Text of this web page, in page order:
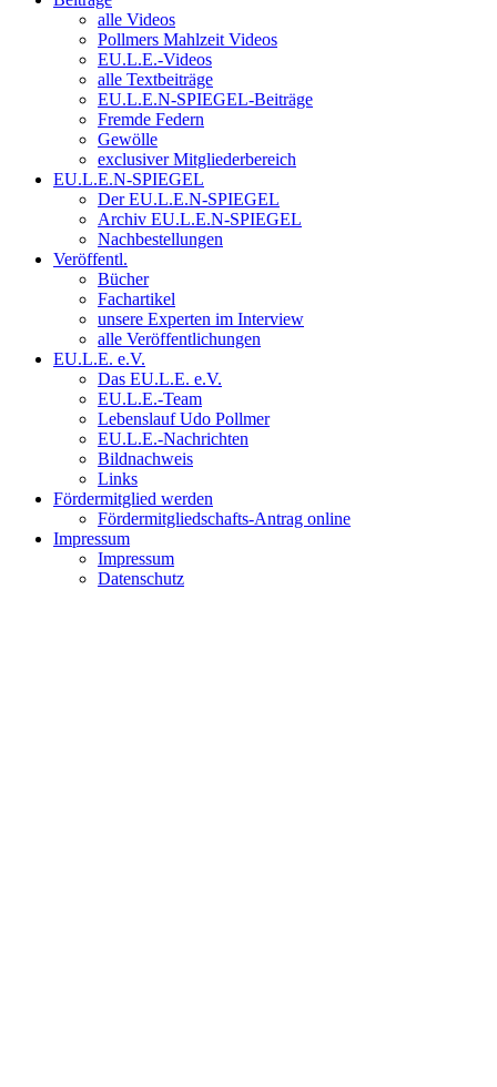
alle Videos
Pollmers Mahlzeit Videos
EU.L.E.-Videos
alle Textbeiträge
EU.L.E.N-SPIEGEL-Beiträge
Fremde Federn
Gewölle
exclusiver Mitgliederbereich
EU.L.E.N-SPIEGEL
Der EU.L.E.N-SPIEGEL
Archiv EU.L.E.N-SPIEGEL
Nachbestellungen
Veröffentl.
Bücher
Fachartikel
unsere Experten im Interview
alle Veröffentlichungen
EU.L.E. e.V.
Das EU.L.E. e.V.
EU.L.E.-Team
Lebenslauf Udo Pollmer
EU.L.E.-Nachrichten
Bildnachweis
Links
Fördermitglied werden
Fördermitgliedschafts-Antrag online
Impressum
Impressum
Datenschutz